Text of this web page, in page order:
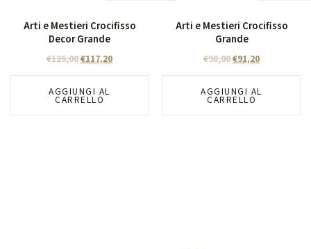
Arti e Mestieri Crocifisso
Decor Grande
€126,00€117,20
AGGIUNGI AL
CARRELLO
Arti e Mestieri Crocifisso
Grande
€98,00€91,20
AGGIUNGI AL
CARRELLO